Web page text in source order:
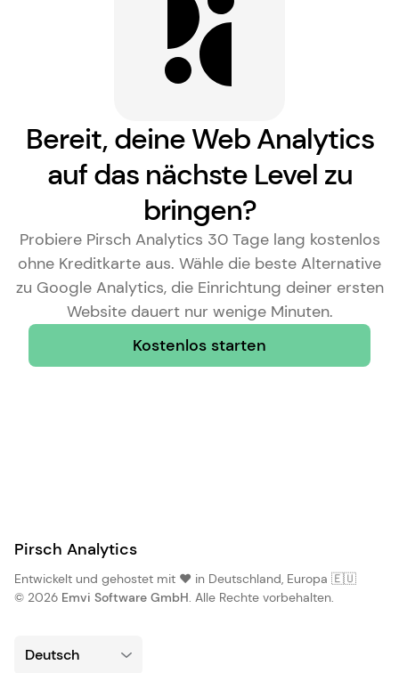
Bereit, deine Web Analytics
auf das nächste Level zu
bringen?
Probiere Pirsch Analytics 30 Tage lang kostenlos
ohne Kreditkarte aus. Wähle die beste Alternative
zu Google Analytics, die Einrichtung deiner ersten
Website dauert nur wenige Minuten.
Kostenlos starten
Pirsch Analytics
Entwickelt und gehostet mit ❤️ in Deutschland, Europa 🇪🇺
© 2026 Emvi Software GmbH. Alle Rechte vorbehalten.